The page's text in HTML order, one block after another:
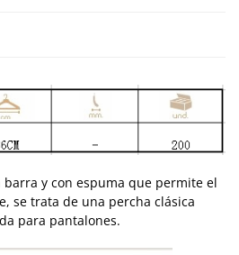
barra y con espuma que permite el
se trata de una percha clásica
para pantalones.